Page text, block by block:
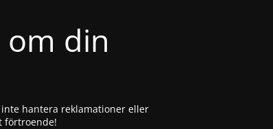
om din
hantera reklamationer eller
förtroende!